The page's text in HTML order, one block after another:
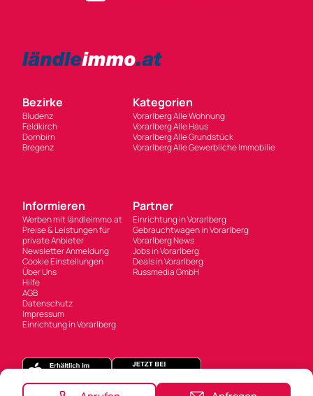
Bezirke
Bludenz
Feldkirch
Dornbirn
Bregenz
Kategorien
Vorarlberg Alle Wohnung
Vorarlberg Alle Haus
Vorarlberg Alle Grundstück
Vorarlberg Alle Gewerbliche Immobilie
Informieren
Werben mit ländleimmo.at
Preise & Leistungen für
private Anbieter
Newsletter Anmeldung
Cookie Einstellungen
Über Uns
Hilfe
AGB
Datenschutz
Impressum
Einrichtung in Vorarlberg
Partner
Einrichtung in Vorarlberg
Gebrauchtwagen in Vorarlberg
Vorarlberg News
Jobs in Vorarlberg
Deals in Vorarlberg
Russmedia GmbH